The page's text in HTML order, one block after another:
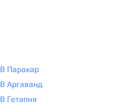
В Паракар
В Аргаванд
В Гетапня